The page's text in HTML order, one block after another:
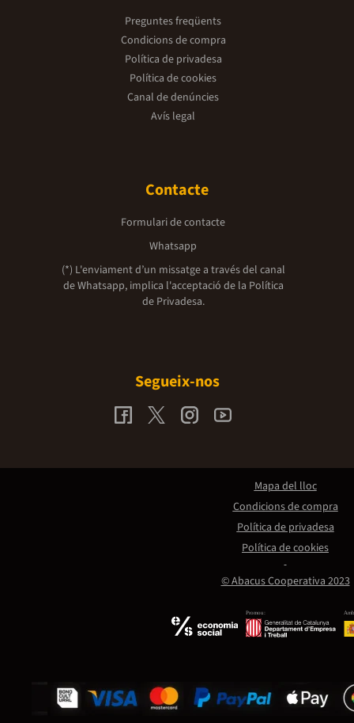
Preguntes freqüents
Condicions de compra
Política de privadesa
Política de cookies
Canal de denúncies
Avís legal
Contacte
Formulari de contacte
Whatsapp
(*) L'enviament d’un missatge a través del canal
de Whatsapp, implica l'acceptació de la Política
de Privadesa.
Segueix-nos
Promou:
© Abacus Cooperativa 2023
Mapa del lloc
Condicions de compra
Política de privadesa
Política de cookies